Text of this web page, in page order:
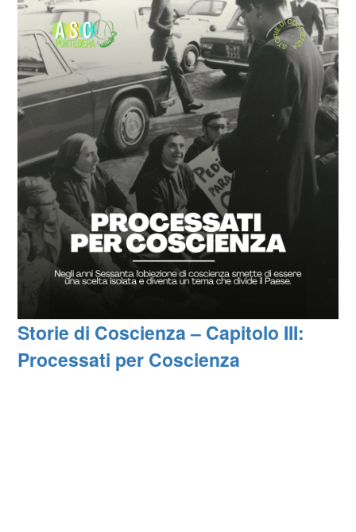
Storie di Coscienza – Capitolo III:
Processati per Coscienza